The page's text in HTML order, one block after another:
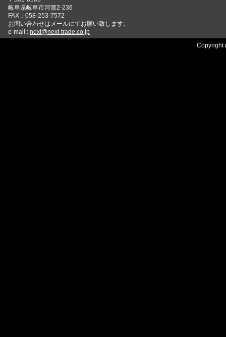
岐阜県岐阜市河渡2-236
FAX：058-253-7572
お問い合わせはメールにてお願い致します。
e-mail : next@next-trade.co.jp
Copyright